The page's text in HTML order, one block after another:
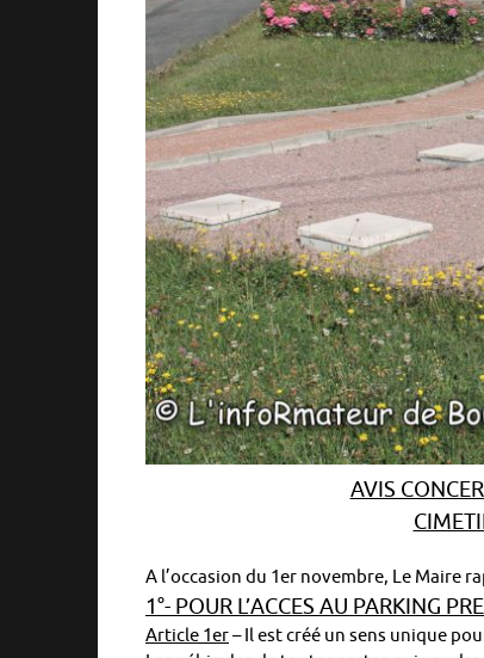
AVIS
A l’occasion du 1er novembre, Le Maire
1°- POUR L’ACCES AU PARKING
Article 1er– Il est créé un sens unique